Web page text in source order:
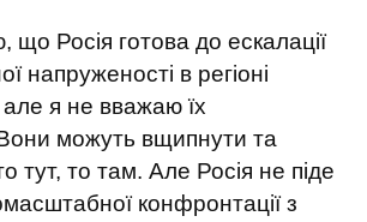
що Росія готова до ескалації
напруженості в регіоні
я не вважаю їх
можуть вщипнути та
тут, то там. Але Росія не піде
конфронтації з